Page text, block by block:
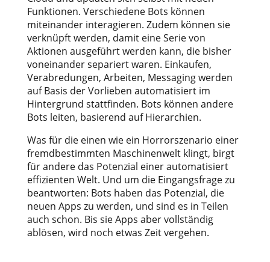
Funktionen. Verschiedene Bots können
miteinander interagieren. Zudem können sie
verknüpft werden, damit eine Serie von
Aktionen ausgeführt werden kann, die bisher
voneinander separiert waren. Einkaufen,
Verabredungen, Arbeiten, Messaging werden
auf Basis der Vorlieben automatisiert im
Hintergrund stattfinden. Bots können andere
Bots leiten, basierend auf Hierarchien.
Was für die einen wie ein Horrorszenario einer
fremdbestimmten Maschinenwelt klingt, birgt
für andere das Potenzial einer automatisiert
effizienten Welt. Und um die Eingangsfrage zu
beantworten: Bots haben das Potenzial, die
neuen Apps zu werden, und sind es in Teilen
auch schon. Bis sie Apps aber vollständig
ablösen, wird noch etwas Zeit vergehen.